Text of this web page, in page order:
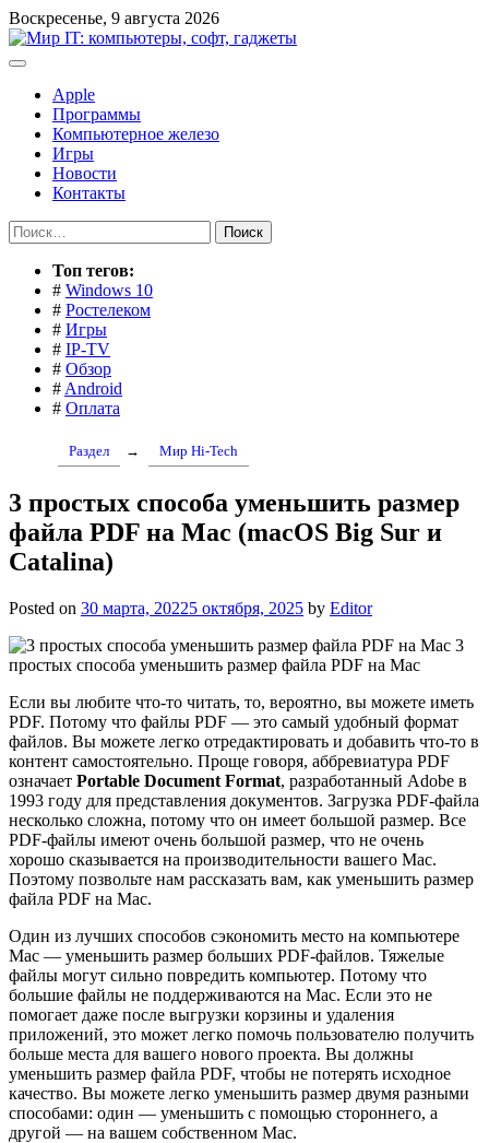
Перейти
к
содержимому
Воскресенье, 9 августа 2026
Apple
Программы
Компьютерное железо
Игры
Новости
Контакты
Найти:
Toп тегов:
# Windows 10
# Ростелеком
# Игры
# IP-TV
# Обзор
# Android
# Оплата
Раздел → Мир Hi-Tech
3 простых способа уменьшить размер
файла PDF на Mac (macOS Big Sur и
Catalina)
Posted on 30 марта, 20225 октября, 2025 by Editor
3
простых способа уменьшить размер файла PDF на Mac
Если вы любите что-то читать, то, вероятно, вы можете иметь
PDF. Потому что файлы PDF — это самый удобный формат
файлов. Вы можете легко отредактировать и добавить что-то в
контент самостоятельно. Проще говоря, аббревиатура PDF
означает Portable Document Format, разработанный Adobe в
1993 году для представления документов. Загрузка PDF-файла
несколько сложна, потому что он имеет большой размер. Все
PDF-файлы имеют очень большой размер, что не очень
хорошо сказывается на производительности вашего Mac.
Поэтому позвольте нам рассказать вам, как уменьшить размер
файла PDF на Mac.
Один из лучших способов сэкономить место на компьютере
Mac — уменьшить размер больших PDF-файлов. Тяжелые
файлы могут сильно повредить компьютер. Потому что
большие файлы не поддерживаются на Mac. Если это не
помогает даже после выгрузки корзины и удаления
приложений, это может легко помочь пользователю получить
больше места для вашего нового проекта. Вы должны
уменьшить размер файла PDF, чтобы не потерять исходное
качество. Вы можете легко уменьшить размер двумя разными
способами: один — уменьшить с помощью стороннего, а
другой — на вашем собственном Mac.